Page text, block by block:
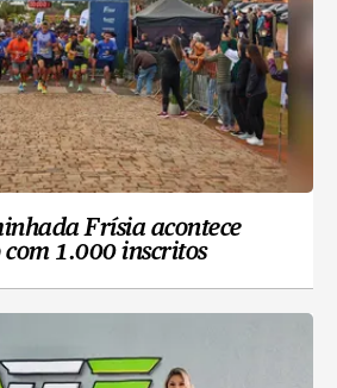
Frísia acontece
com 1.000 inscritos